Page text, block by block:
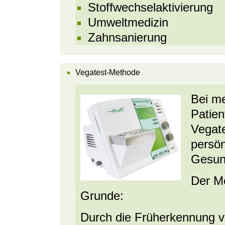
Stoffwechselaktivierung
Umweltmedizin
Zahnsanierung
Vegatest-Methode
Bei
Der
Grunde:
Durch die Früherkennung